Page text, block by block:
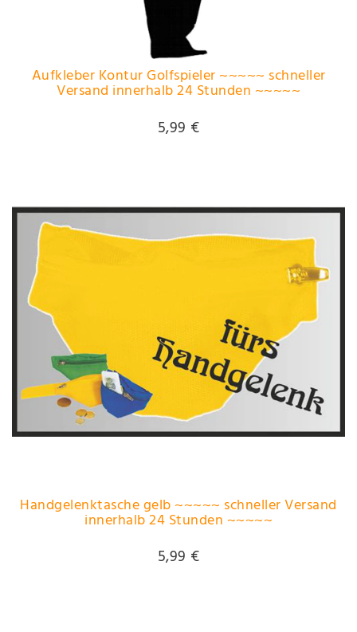
Aufkleber Kontur Golfspieler ~~~~~ schneller
Versand innerhalb 24 Stunden ~~~~~
5,99 €
Handgelenktasche gelb ~~~~~ schneller Versand
innerhalb 24 Stunden ~~~~~
5,99 €